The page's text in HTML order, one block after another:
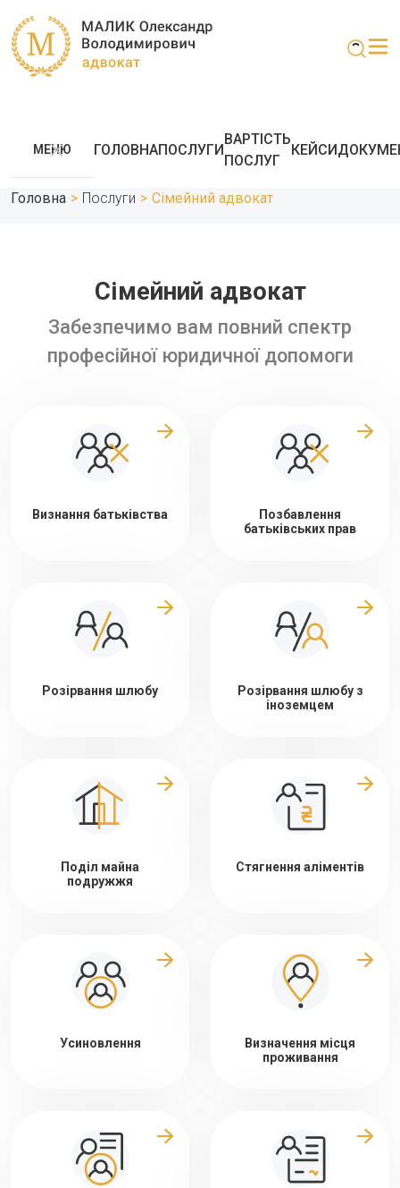
МЕНЮ ГОЛОВНАПОСЛУГИ
ВАРТІСТЬ
ПОСЛУГ
КЕЙСИ
Головна > Послуги > Сімейний адвокат
Сімейний адвокат
Забезпечимо вам повний спектр
професійної юридичної допомоги
Визнання батьківства
Позбавлення
батьківських прав
Розірвання шлюбу
Розірвання шлюбу з
іноземцем
Поділ майна
подружжя
Стягнення аліментів
Усиновлення
Визначення місця
проживання